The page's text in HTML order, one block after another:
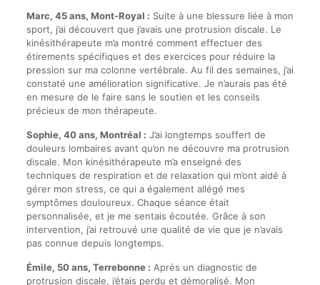
Marc, 45 ans, Mont-Royal : Suite à une blessure liée à mon
sport, j’ai découvert que j’avais une protrusion discale. Le
kinésithérapeute m’a montré comment effectuer des
étirements spécifiques et des exercices pour réduire la
pression sur ma colonne vertébrale. Au fil des semaines, j’ai
constaté une amélioration significative. Je n’aurais pas été
en mesure de le faire sans le soutien et les conseils
précieux de mon thérapeute.
Sophie, 40 ans, Montréal : J’ai longtemps souffert de
douleurs lombaires avant qu’on ne découvre ma protrusion
discale. Mon kinésithérapeute m’a enseigné des
techniques de respiration et de relaxation qui m’ont aidé à
gérer mon stress, ce qui a également allégé mes
symptômes douloureux. Chaque séance était
personnalisée, et je me sentais écoutée. Grâce à son
intervention, j’ai retrouvé une qualité de vie que je n’avais
pas connue depuis longtemps.
Émile, 50 ans, Terrebonne : Après un diagnostic de
protrusion discale, j’étais perdu et démoralisé. Mon